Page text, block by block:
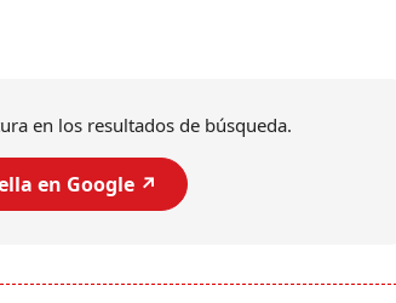
en los resultados de búsqueda.
en Google ↗️